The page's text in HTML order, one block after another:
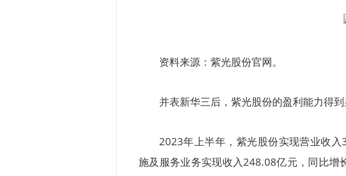
资料来源：紫光股份官网。
并表新华三后，紫光股份的盈利能力得到
2023年上半年，紫光股份实现营业收
施及服务业务实现收入248.08亿元，同比增